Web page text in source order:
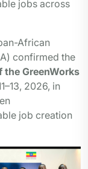
jobs across
African
confirmed the
GreenWorks
2026, in
job creation